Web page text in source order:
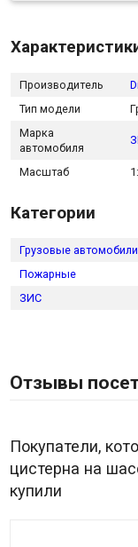
Производитель
Тип модели
Марка
автомобиля
Масштаб
Категории
Грузовые автомобили
Пожарные
ЗИС
Отзывы
Покупатели,
цистерна на
купили